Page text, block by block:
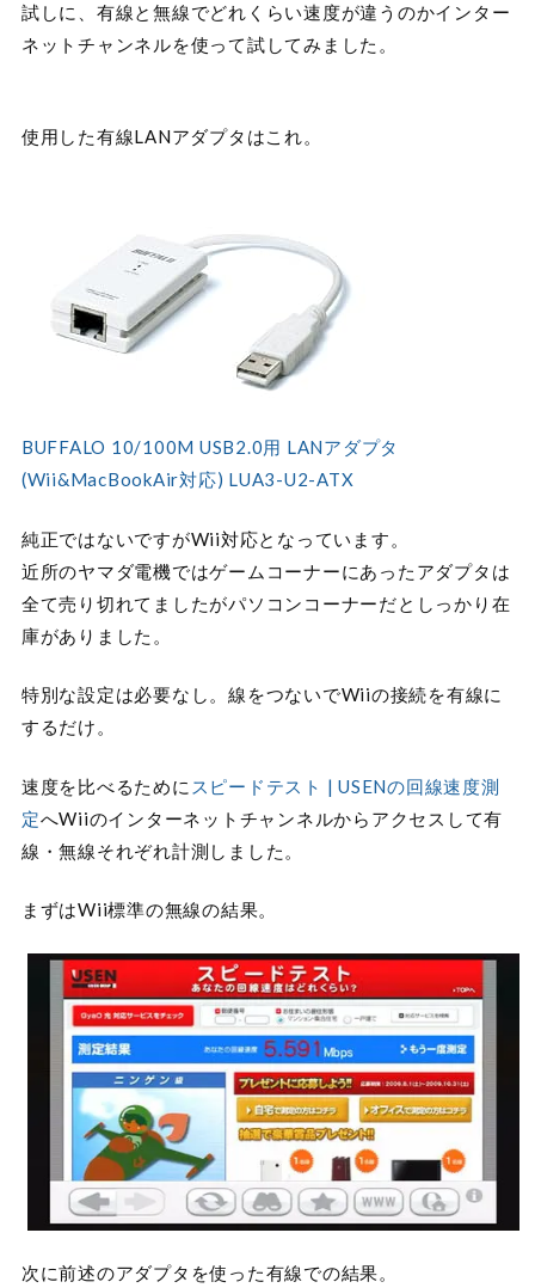
試しに、有線と無線でどれくらい速度が違うのかインター
ネットチャンネルを使って試してみました。
使用した有線LANアダプタはこれ。
BUFFALO 10/100M USB2.0用 LANアダプタ
(Wii&MacBookAir対応) LUA3-U2-ATX
純正ではないですがWii対応となっています。
近所のヤマダ電機ではゲームコーナーにあったアダプタは
全て売り切れてましたがパソコンコーナーだとしっかり在
庫がありました。
特別な設定は必要なし。線をつないでWiiの接続を有線に
するだけ。
速度を比べるために スピードテスト | USENの回線速度測
定へWiiのインターネットチャンネルからアクセスして有
線・無線それぞれ計測しました。
まずはWii標準の無線の結果。
次に前述のアダプタを使った有線での結果。